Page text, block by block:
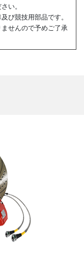
い。
び競技用部品です。
せんので予めご了承